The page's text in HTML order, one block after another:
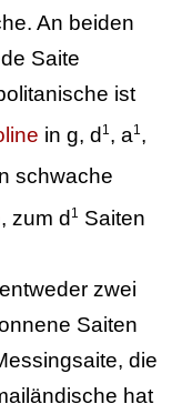
An beiden
Saite
ist
in g, d 1, a1,
schwache
, zum d 1
Saiten
zwei
Saiten
die
hat